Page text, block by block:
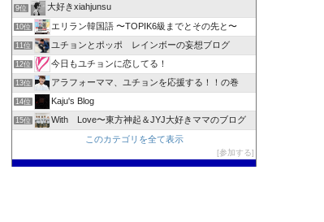
9位 大好きxiahjunsu
10位 エリラン韓国語 〜TOPIK6級までとその先と〜
11位 ユチョンとポッポ レインボーの妄想ブログ
12位 今日もユチョンに恋してる！
13位 アラフォーママ、ユチョンを応援する！！の巻
14位 Kaju's Blog
15位
With Love〜東方神起＆JYJ大好きママのブログ
このカテゴリを全て表示
参加する